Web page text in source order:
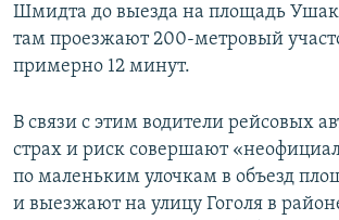
Шмидта до выезда на площадь
там проезжают 200-метровый
примерно 12 минут.
В связи с этим водители рейсовых
страх и риск совершают
по маленьким улочкам в объезд
и выезжают на улицу Гоголя в